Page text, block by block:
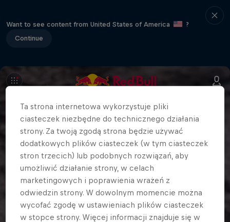
Want to see content from United States of America
?
Continue
Ta strona internetowa wykorzystuje pliki
ciasteczek niezbędne do technicznego działania
strony. Za twoją zgodą strona będzie używać
dodatkowych plików ciasteczek (w tym ciasteczek
stron trzecich) lub podobnych rozwiązań, aby
umożliwić działanie strony, w celach
marketingowych i poprawienia wrażeń z
odwiedzin strony. W dowolnym momencie można
wycofać zgodę w ustawieniach plików ciasteczek
w stopce strony. Więcej informacji znajduje się w